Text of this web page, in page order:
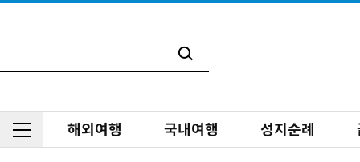
해외여행 국내여행 성지순례